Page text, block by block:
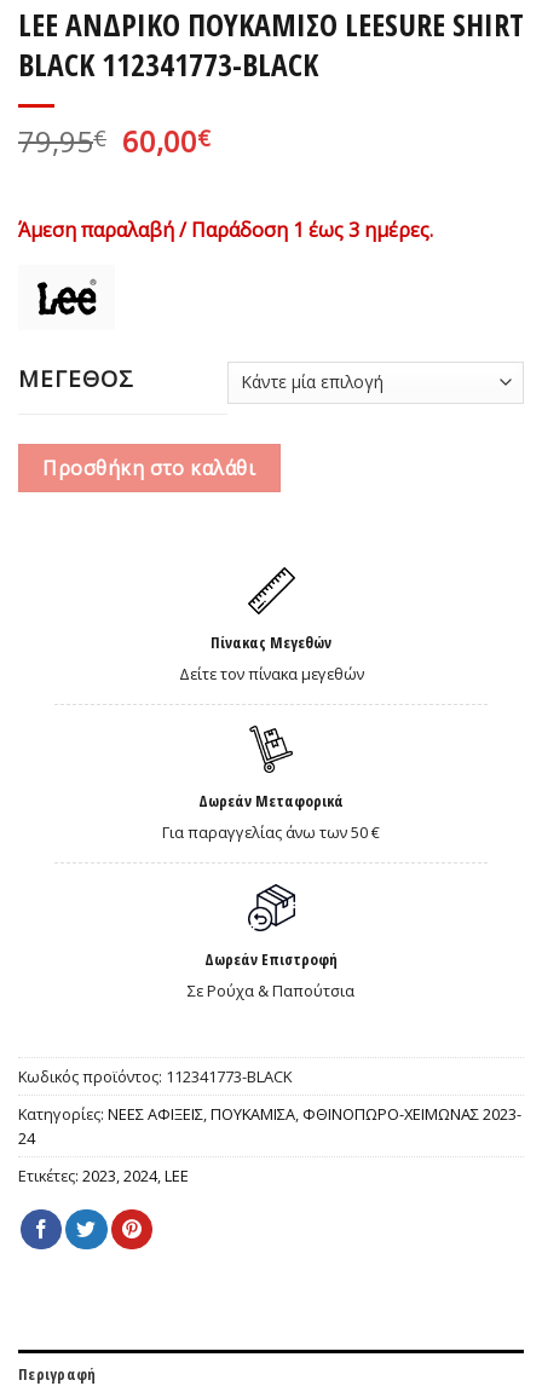
LEE ΑΝΔΡΙΚΟ ΠΟΥΚΑΜΙΣΟ LEESURE SHIRT
BLACK 112341773-BLACK
79,95€ Original
price
79,95€.
60,00€Η
είναι:
Άμεση παραλαβή / Παράδοση 1 έως 3 ημέρες.
ΜΕΓΕΘΟΣ
Προσθήκη στο καλάθι
Πίνακας Μεγεθών
Δείτε τον πίνακα μεγεθών
Δωρεάν Μεταφορικά
Για παραγγελίας άνω των 50 €
Δωρεάν Επιστροφή
Σε Ρούχα & Παπούτσια
Κωδικός προϊόντος: 112341773-BLACK
Κατηγορίες: ΝΕΕΣ ΑΦΙΞΕΙΣ,ΠΟΥΚΑΜΙΣΑ, ΦΘΙΝΟΠΩΡΟ-ΧΕΙΜΩΝΑΣ 2023-
24
Ετικέτες: 2023,2024,LEE
Περιγραφή